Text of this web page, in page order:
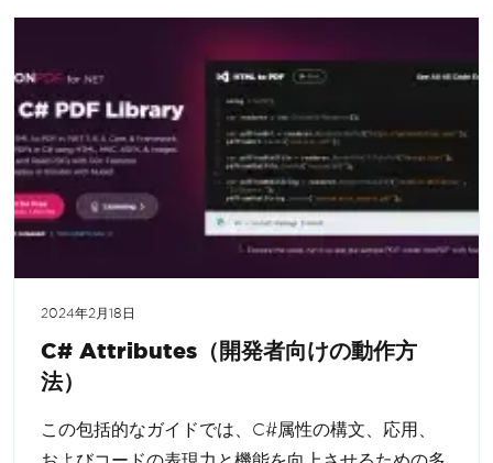
2024年2月18日
C# Attributes（開発者向けの動作方
法）
この包括的なガイドでは、C#属性の構文、応用、